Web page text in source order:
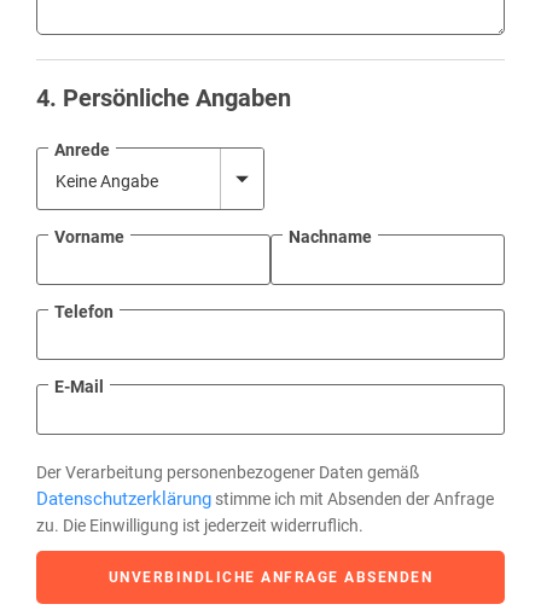
4. Persönliche Angaben
Anrede
Vorname Nachname
Telefon
E-Mail
Der Verarbeitung personenbezogener Daten gemäß
Datenschutzerklärung stimme ich mit Absenden der Anfrage
zu. Die Einwilligung ist jederzeit widerruflich.
UNVERBINDLICHE ANFRAGE ABSENDEN